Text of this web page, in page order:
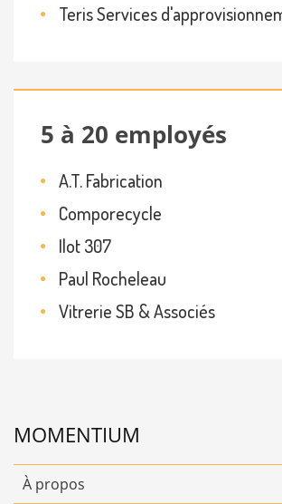
Teris Services
5 à 20 employés
A.T. Fabrication
Comporecycle
Ilot 307
Paul Rocheleau
Vitrerie SB & Associés
MOMENTIUM
À propos